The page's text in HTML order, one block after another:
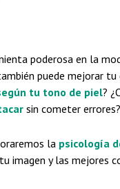
poderosa en la
puede mejorar
tu tono de piel?
sin cometer errores?
la psicología
imagen y las mejores